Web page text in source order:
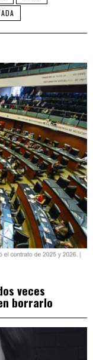
veces
borrarlo